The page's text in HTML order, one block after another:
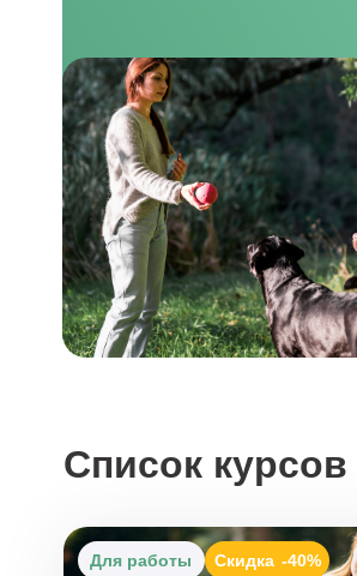
Список курсов
Для работы Скидка -40%